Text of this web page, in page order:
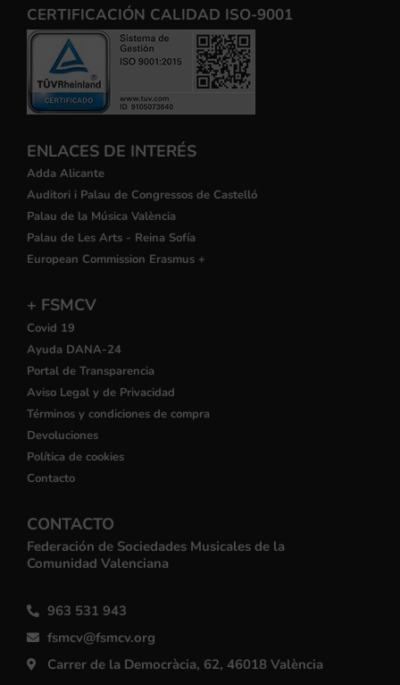
CERTIFICACIÓN CALIDAD ISO-9001
ENLACES DE INTERÉS
Adda Alicante
Auditori i Palau de Congressos de Castelló
Palau de la Música València
Palau de Les Arts - Reina Sofía
European Commission Erasmus +
+ FSMCV
Covid 19
Ayuda DANA-24
Portal de Transparencia
Aviso Legal y de Privacidad
Términos y condiciones de compra
Devoluciones
Política de cookies
Contacto
CONTACTO
Federación de Sociedades Musicales de la
Comunidad Valenciana
963 531 943
fsmcv@fsmcv.org
Carrer de la Democràcia, 62, 46018 València